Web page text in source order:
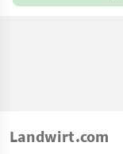
Landwirt.com